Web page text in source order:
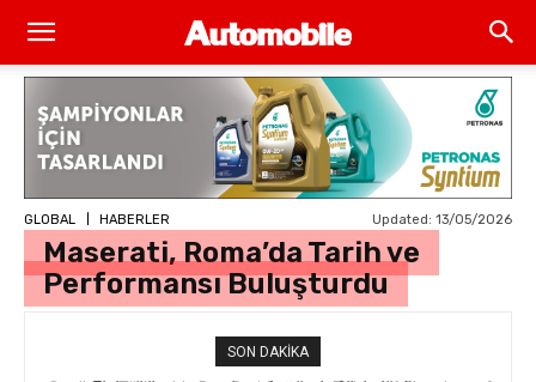
GLOBAL HABERLER Updated: 13/05/2026
Maserati, Roma’da Tarih ve
Performansı Buluşturdu
SON DAKIKA